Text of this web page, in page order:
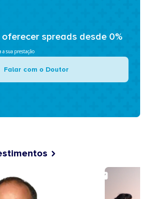
spreads desde 0%
a sua prestação
Falar com o Doutor